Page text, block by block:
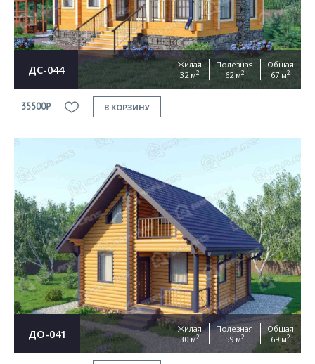
ДС-044
Жилая
32 м2
Полезная
62 м2
Общая
67 м2
35500₽ В КОРЗИНУ
ДО-041
Жилая
30 м2
Полезная
59 м2
Общая
69 м2